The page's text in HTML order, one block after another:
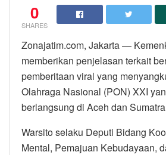
0
SHARES
Zonajatim.com, Jakarta —
memberikan penjelasan terkait
pemberitaan viral yang
Olahraga Nasional (PON) XXI
berlangsung di Aceh dan
Warsito selaku Deputi Bidang
Mental, Pemajuan Kebudayaan,